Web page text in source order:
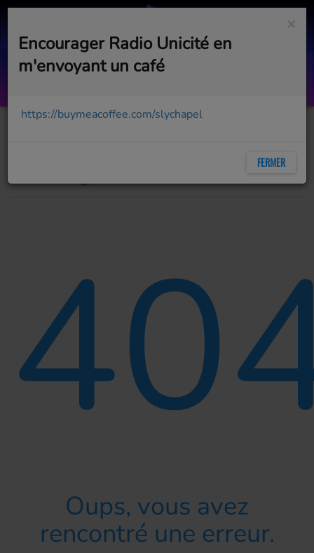
Soleil Bleu
Oups, vous avez
rencontré une erreur.
×
Encourager Radio Unicité en
m'envoyant un café
https://buymeacoffee.com/slychapel
FERMER